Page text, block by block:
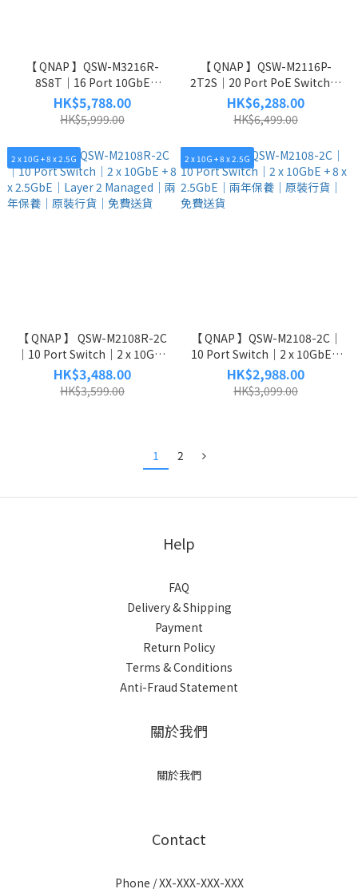
【 QNAP 】QSW-M3216R-
8S8T｜16 Port 10GbE
Network Switch｜兩年保養｜
原裝行貨｜免費送貨
HK$5,788.00
HK$5,999.00
【 QNAP 】QSW-M2116P-
2T2S｜20 Port PoE Switch｜
4 x 10GbE + 16 x 2.5GbE｜
Layer 2 Managed｜兩年保養
｜原裝行貨｜免費送貨
HK$6,288.00
HK$6,499.00
2 x 10G + 8 x 2.5G
【 QNAP 】 QSW-M2108R-2C
｜10 Port Switch｜2 x 10GbE
+ 8 x 2.5GbE｜Layer 2
Managed｜兩年保養｜原裝行
貨｜免費送貨
HK$3,488.00
HK$3,599.00
2 x 10G + 8 x 2.5G
【 QNAP 】QSW-M2108-2C｜
10 Port Switch｜2 x 10GbE +
8 x 2.5GbE｜兩年保養｜原裝行
貨｜免費送貨
HK$2,988.00
HK$3,099.00
1 2
Help
FAQ
Delivery & Shipping
Payment
Return Policy
Terms & Conditions
Anti-Fraud Statement
關於我們
關於我們
Contact
Phone / XX-XXX-XXX-XXX